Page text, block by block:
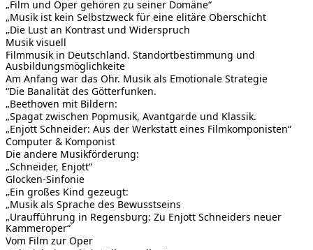
„Film und Oper gehören zu seiner Domäne“
„Musik ist kein Selbstzweck für eine elitäre Oberschicht
„Die Lust an Kontrast und Widerspruch
Musik visuell
Filmmusik in Deutschland. Standortbestimmung und
Ausbildungsmöglichkeite
Am Anfang war das Ohr. Musik als Emotionale Strategie
“Die Banalität des Götterfunken.
„Beethoven mit Bildern:
„Spagat zwischen Popmusik, Avantgarde und Klassik.
„Enjott Schneider: Aus der Werkstatt eines Filmkomponisten“
Computer & Komponist
Die andere Musikförderung:
„Schneider, Enjott“
Glocken-Sinfonie
„Ein großes Kind gezeugt:
„Musik als Sprache des Bewusstseins
„Uraufführung in Regensburg: Zu Enjott Schneiders neuer
Kammeroper“
Vom Film zur Oper